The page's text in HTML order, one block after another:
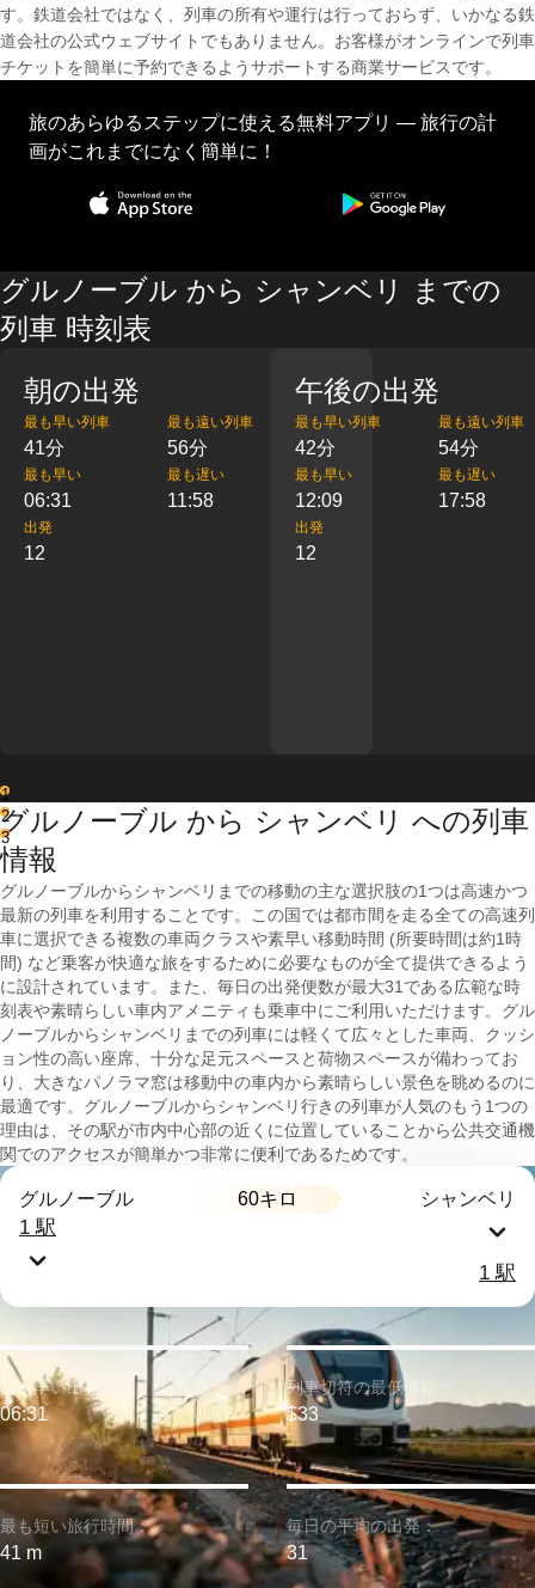
す。鉄道会社ではなく、列車の所有や運行は行っておらず、いかなる鉄
道会社の公式ウェブサイトでもありません。お客様がオンラインで列車
チケットを簡単に予約できるようサポートする商業サービスです。
旅のあらゆるステップに使える無料アプリ — 旅行の計
画がこれまでになく簡単に！
グルノーブル から シャンベリ までの
列車 時刻表
朝の出発
最も早い列車
41分
最も遠い列車
56分
最も早い
06:31
最も遅い
11:58
出発
12
午後の出発
最も早い列車
42分
最も遠い列車
54分
最も早い
12:09
最も遅い
17:58
出発
12
1
2
3
グルノーブル から シャンベリ への列車
情報
グルノーブルからシャンベリまでの移動の主な選択肢の1つは高速かつ
最新の列車を利用することです。この国では都市間を走る全ての高速列
車に選択できる複数の車両クラスや素早い移動時間 (所要時間は約1時
間) など乗客が快適な旅をするために必要なものが全て提供できるよう
に設計されています。また、毎日の出発便数が最大31である広範な時
刻表や素晴らしい車内アメニティも乗車中にご利用いただけます。グル
ノーブルからシャンベリまでの列車には軽くて広々とした車両、クッシ
ョン性の高い座席、十分な足元スペースと荷物スペースが備わってお
り、大きなパノラマ窓は移動中の車内から素晴らしい景色を眺めるのに
最適です。グルノーブルからシャンベリ行きの列車が人気のもう1つの
理由は、その駅が市内中心部の近くに位置していることから公共交通機
関でのアクセスが簡単かつ非常に便利であるためです。
グルノーブル 60キロ シャンベリ
1 駅
1 駅
最も短い旅行時間：
41 m
最も早い出発：
06:31
列車切符の最低価格：
$33
毎日の平均の出発：
31